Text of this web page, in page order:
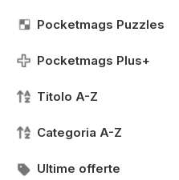
Pocketmags Puzzles
Pocketmags Plus+
Titolo A-Z
Categoria A-Z
Ultime offerte